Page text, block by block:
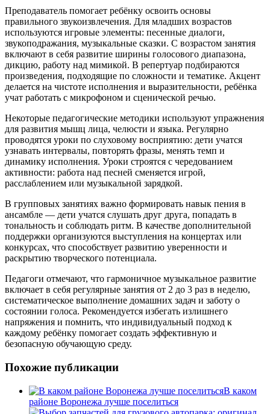
Преподаватель помогает ребёнку освоить основы
правильного звукоизвлечения. Для младших возрастов
используются игровые элементы: песенные диалоги,
звукоподражания, музыкальные сказки. С возрастом занятия
включают в себя развитие ширины голосового диапазона,
дикцию, работу над мимикой. В репертуар подбираются
произведения, подходящие по сложности и тематике. Акцент
делается на чистоте исполнения и выразительности, ребёнка
учат работать с микрофоном и сценической речью.
Некоторые педагогические методики используют упражнения
для развития мышц лица, челюсти и языка. Регулярно
проводятся уроки по слуховому восприятию: дети учатся
узнавать интервалы, повторять фразы, менять темп и
динамику исполнения. Уроки строятся с чередованием
активности: работа над песней сменяется игрой,
расслаблением или музыкальной зарядкой.
В групповых занятиях важно формировать навык пения в
ансамбле — дети учатся слушать друг друга, попадать в
тональность и соблюдать ритм. В качестве дополнительной
поддержки организуются выступления на концертах или
конкурсах, что способствует развитию уверенности и
раскрытию творческого потенциала.
Педагоги отмечают, что гармоничное музыкальное развитие
включает в себя регулярные занятия от 2 до 3 раз в неделю,
систематическое выполнение домашних задач и заботу о
состоянии голоса. Рекомендуется избегать излишнего
напряжения и помнить, что индивидуальный подход к
каждому ребёнку помогает создать эффективную и
безопасную обучающую среду.
Похожие публикации
В каком
районе Воронежа лучше поселиться